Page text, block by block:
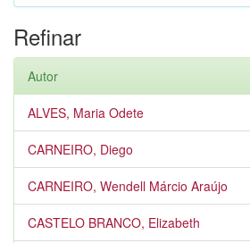
Refinar
Autor
ALVES, Maria Odete
CARNEIRO, Diego
CARNEIRO, Wendell Márcio Araújo
CASTELO BRANCO, Elizabeth